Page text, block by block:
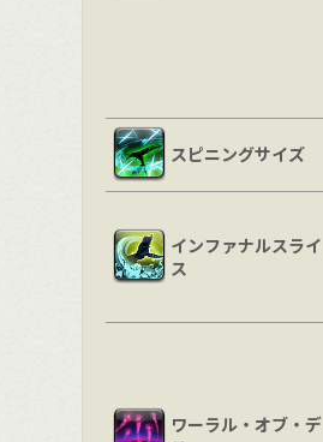
スピニングサイズ
インファナルスライ
ス
ワーラル・オブ・デ